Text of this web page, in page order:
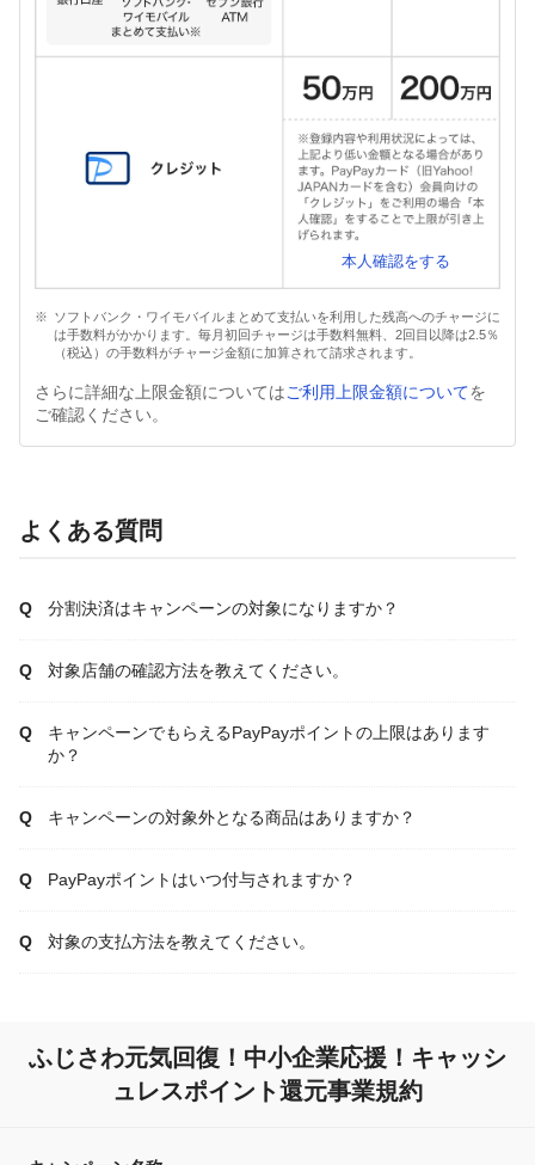
本人確認をする
ソフトバンク・ワイモバイルまとめて支払いを利用した残高へのチャージに
は手数料がかかります。毎月初回チャージは手数料無料、2回目以降は2.5％
（税込）の手数料がチャージ金額に加算されて請求されます。
さらに詳細な上限金額についてはご利用上限金額についてを
ご確認ください。
よくある質問
分割決済はキャンペーンの対象になりますか？
対象店舗の確認方法を教えてください。
キャンペーンでもらえるPayPayポイントの上限はあります
か？
キャンペーンの対象外となる商品はありますか？
PayPayポイントはいつ付与されますか？
対象の支払方法を教えてください。
ふじさわ元気回復！中小企業応援！キャッシ
ュレスポイント還元事業規約